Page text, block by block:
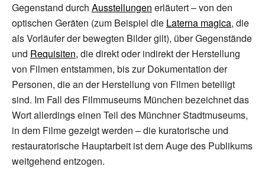
Gegenstand durch Ausstellungen erläutert– von den
optischen Geräten (zum Beispiel die Laterna magica, die
als Vorläufer der bewegten Bilder gilt), über Gegenstände
und Requisiten, die direkt oder indirekt der Herstellung
von Filmen entstammen, bis zur Dokumentation der
Personen, die an der Herstellung von Filmen beteiligt
sind. Im Fall des Filmmuseums München bezeichnet das
Wort allerdings einen Teil des Münchner Stadtmuseums,
in dem Filme gezeigt werden – die kuratorische und
restauratorische Hauptarbeit ist dem Auge des Publikums
weitgehend entzogen.